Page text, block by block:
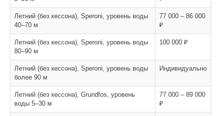
Летний (без кессона), Speroni, уровень воды
40–70 м
77 000 – 86 000
₽
Летний (без кессона), Speroni, уровень воды
80–90 м
100 000 ₽
Летний (без кессона), Speroni, уровень воды
более 90 м
Индивидуально
Летний (без кессона), Grundfos, уровень
воды 5–30 м
77 000 – 89 000
₽